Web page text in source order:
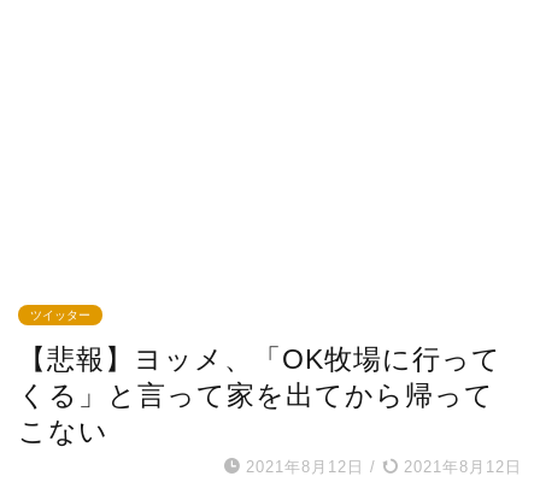
ツイッター
【悲報】ヨッメ、「OK牧場に行って
くる」と言って家を出てから帰って
こない
2021年8月12日 / 2021年8月12日